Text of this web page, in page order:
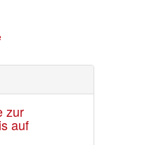
zur
auf